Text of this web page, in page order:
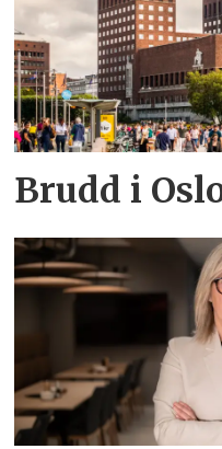
Brudd i